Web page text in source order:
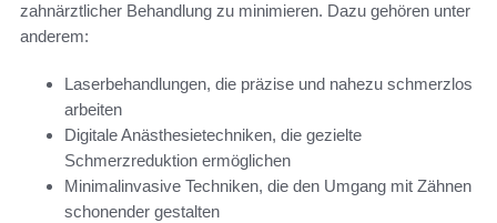
zahnärztlicher Behandlung zu minimieren. Dazu gehören unter
anderem:
Laserbehandlungen, die präzise und nahezu schmerzlos
arbeiten
Digitale Anästhesietechniken, die gezielte
Schmerzreduktion ermöglichen
Minimalinvasive Techniken, die den Umgang mit Zähnen
schonender gestalten